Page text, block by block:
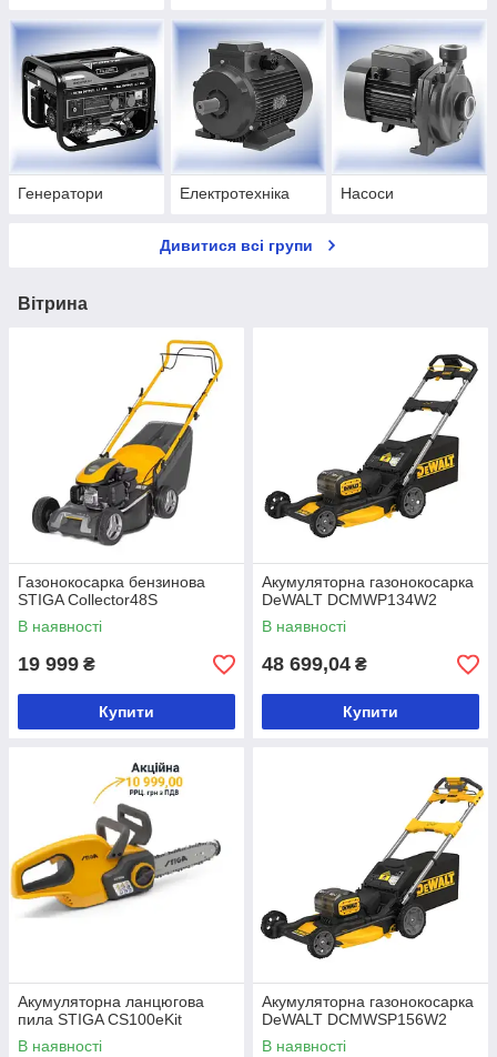
Генератори Електротехніка Насоси
Дивитися всі групи
Вітрина
Газонокосарка бензинова
STIGA Collector48S
В наявності
19 999 ₴
Купити
Акумуляторна газонокосарка
DeWALT DCMWP134W2
В наявності
48 699,04 ₴
Купити
Акумуляторна ланцюгова
пила STIGA CS100eKit
В наявності
Акумуляторна газонокосарка
DeWALT DCMWSP156W2
В наявності